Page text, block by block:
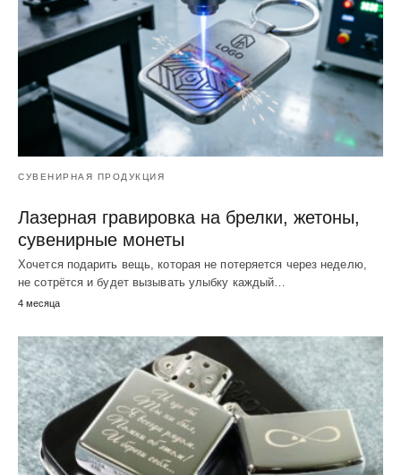
СУВЕНИРНАЯ ПРОДУКЦИЯ
Лазерная гравировка на брелки, жетоны,
сувенирные монеты
Хочется подарить вещь, которая не потеряется через неделю,
не сотрётся и будет вызывать улыбку каждый…
4 месяца